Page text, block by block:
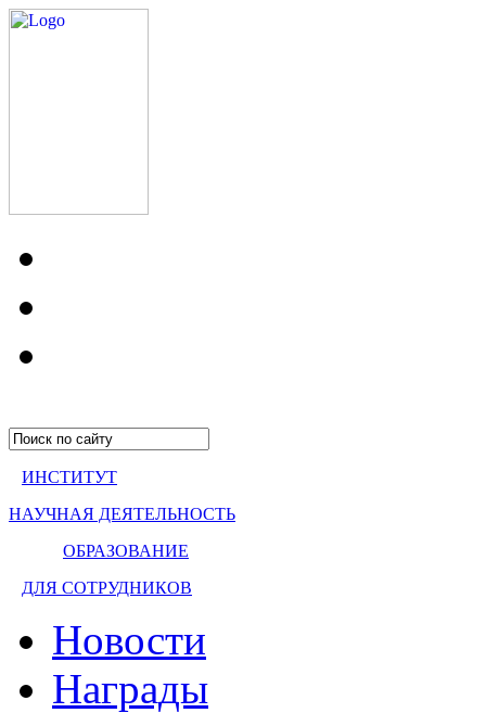
ИНСТИТУТ
НАУЧНАЯ ДЕЯТЕЛЬНОСТЬ
ОБРАЗОВАНИЕ
ДЛЯ СОТРУДНИКОВ
Новости
Награды